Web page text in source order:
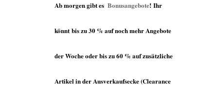
Ab morgen gibt es Bonusangebote! Ihr
könnt bis zu 30 % auf noch mehr Angebote
der Woche oder bis zu 60 % auf zusätzliche
Artikel in der Ausverkaufsecke (Clearance